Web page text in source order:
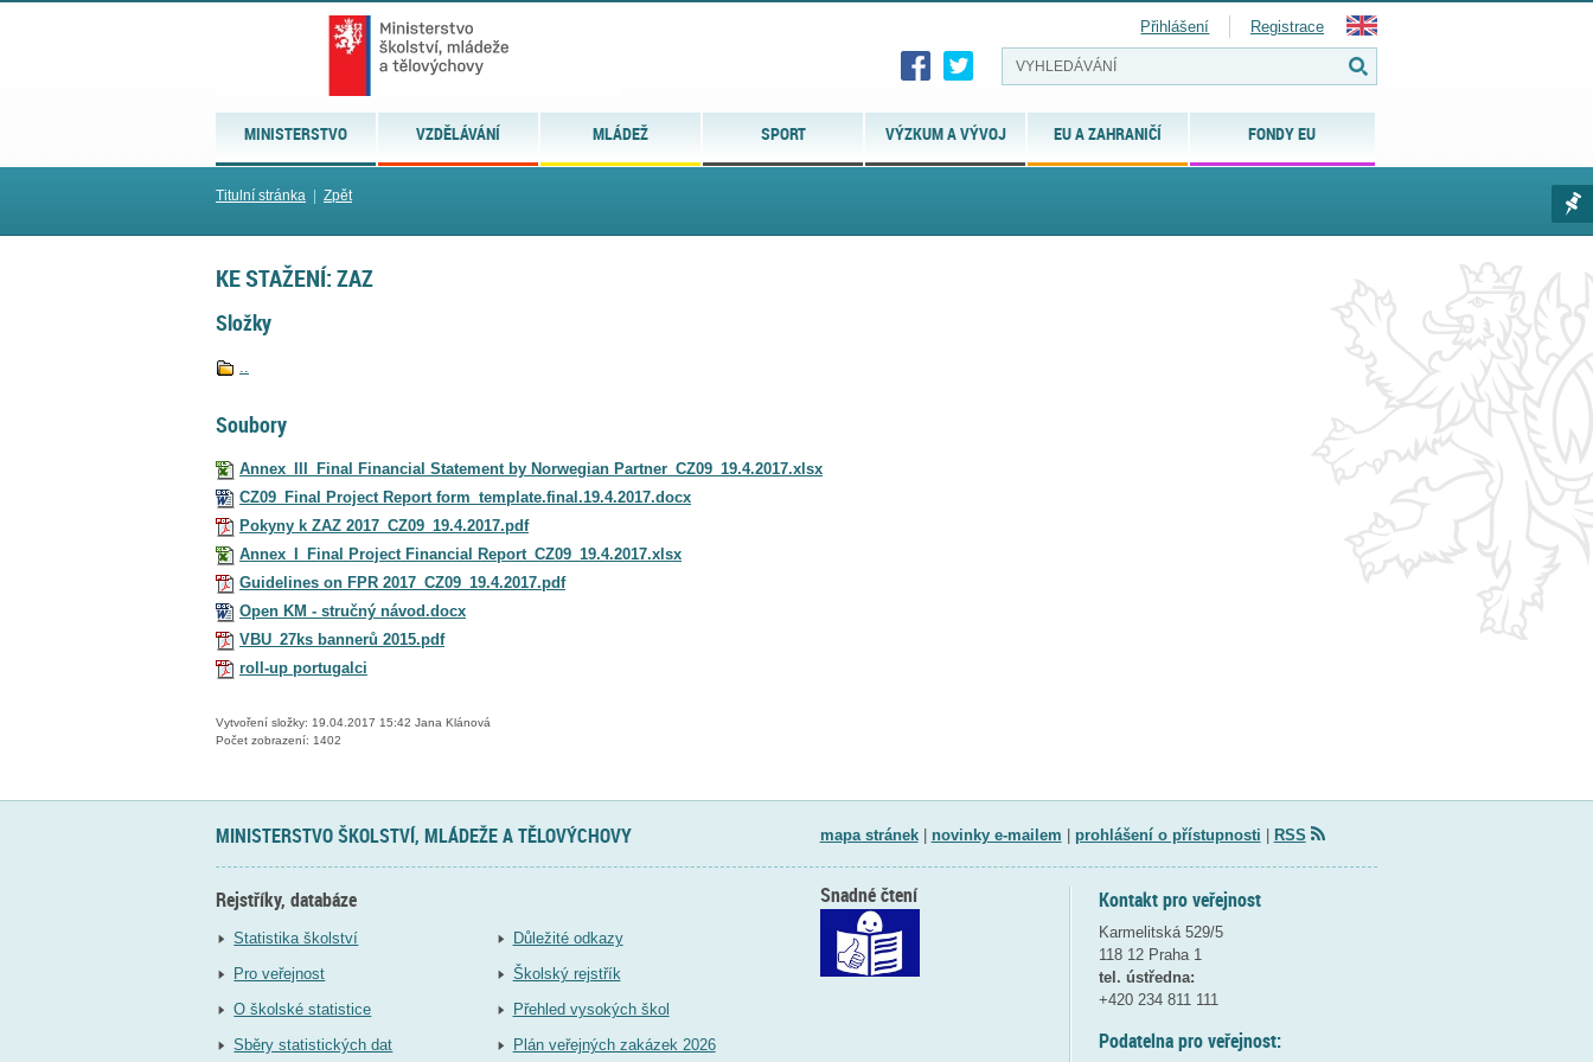
MINISTERSTVO VZDĚLÁVÁNÍ MLÁDEŽ SPORT VÝZKUM A VÝVOJ EU A ZAHRANIČÍ FONDY EU
Přihlášení Registrace
Titulní stránka Zpět
KE STAŽENÍ: ZAZ
Složky
..
Soubory
Annex_III_Final Financial Statement by Norwegian Partner_CZ09_19.4.2017.xlsx
CZ09_Final Project Report form_template.final.19.4.2017.docx
Pokyny k ZAZ 2017_CZ09_19.4.2017.pdf
Annex_I_Final Project Financial Report_CZ09_19.4.2017.xlsx
Guidelines on FPR 2017_CZ09_19.4.2017.pdf
Open KM - stručný návod.docx
VBU_27ks bannerů 2015.pdf
roll-up portugalci
Vytvoření složky: 19.04.2017 15:42 Jana Klánová
Počet zobrazení: 1402
MINISTERSTVO ŠKOLSTVÍ, MLÁDEŽE A TĚLOVÝCHOVY mapa stránek| novinky e-mailem prohlášení o přístupnosti RSS
Rejstříky, databáze
Statistika školství
Pro veřejnost
O školské statistice
Sběry statistických dat
Důležité odkazy
Školský rejstřík
Přehled vysokých škol
Plán veřejných zakázek 2026
Kontakt pro veřejnost
Karmelitská 529/5
118 12 Praha 1
tel. ústředna:
+420 234 811 111
Podatelna pro veřejnost:
Snadné čtení